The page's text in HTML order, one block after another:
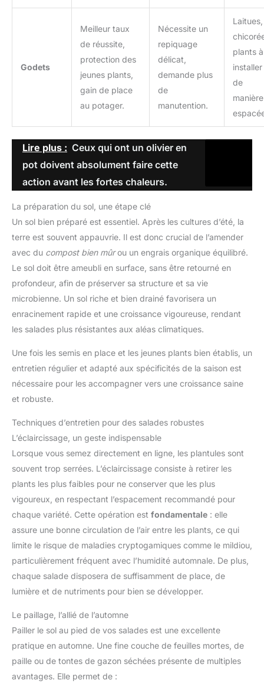
Godets
Meilleur taux
de réussite,
protection des
jeunes plants,
gain de place
au potager.
Nécessite un
repiquage
délicat,
demande plus
de
manutention.
Laitues,
plants à
installer
de
manière
Lire plus : Ceux qui ont un olivier en
pot doivent absolument faire cette
action avant les fortes chaleurs.
La préparation du sol, une étape clé
Un sol bien préparé est essentiel. Après les cultures d’été, la
terre est souvent appauvrie. Il est donc crucial de l’amender
avec du compost bien mûrou un engrais organique équilibré.
Le sol doit être ameubli en surface, sans être retourné en
profondeur, afin de préserver sa structure et sa vie
microbienne. Un sol riche et bien drainé favorisera un
enracinement rapide et une croissance vigoureuse, rendant
les salades plus résistantes aux aléas climatiques.
Une fois les semis en place et les jeunes plants bien établis, un
entretien régulier et adapté aux spécificités de la saison est
nécessaire pour les accompagner vers une croissance saine
et robuste.
Techniques d’entretien pour des salades robustes
L’éclaircissage, un geste indispensable
Lorsque vous semez directement en ligne, les plantules sont
souvent trop serrées. L’éclaircissage consiste à retirer les
plants les plus faibles pour ne conserver que les plus
vigoureux, en respectant l’espacement recommandé pour
chaque variété. Cette opération est fondamentale : elle
assure une bonne circulation de l’air entre les plants, ce qui
limite le risque de maladies cryptogamiques comme le mildiou,
particulièrement fréquent avec l’humidité automnale. De plus,
chaque salade disposera de suffisamment de place, de
lumière et de nutriments pour bien se développer.
Le paillage, l’allié de l’automne
Pailler le sol au pied de vos salades est une excellente
pratique en automne. Une fine couche de feuilles mortes, de
paille ou de tontes de gazon séchées présente de multiples
avantages. Elle permet de :